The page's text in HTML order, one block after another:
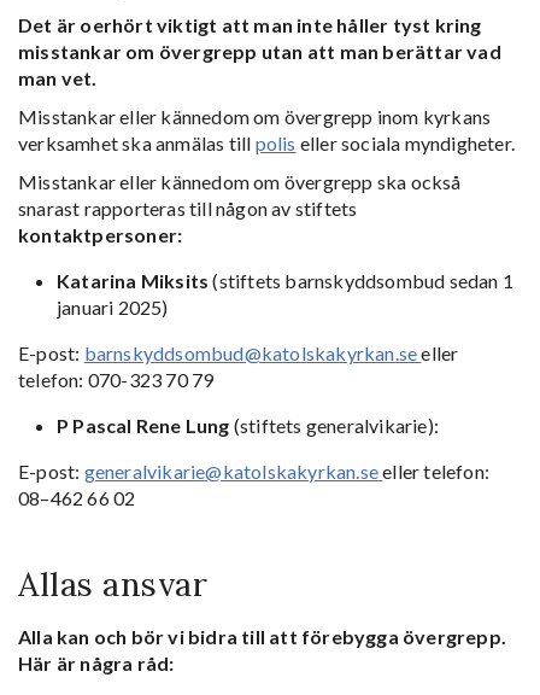
Det är oerhört viktigt att man inte håller tyst kring
misstankar om övergrepp utan att man berättar vad
man vet.
Misstankar eller kännedom om övergrepp inom kyrkans
verksamhet ska anmälas till polis eller sociala myndigheter.
Misstankar eller kännedom om övergrepp ska också
snarast rapporteras till någon av stiftets
kontaktpersoner:
Katarina Miksits(stiftets barnskyddsombud sedan 1
januari 2025)
E-post: barnskyddsombud@katolskakyrkan.seeller
telefon: 070-323 70 79
P Pascal Rene Lung (stiftets generalvikarie):
E-post: generalvikarie@katolskakyrkan.seeller telefon:
08–462 66 02
Allas ansvar
Alla kan och bör vi bidra till att förebygga övergrepp.
Här är några råd: